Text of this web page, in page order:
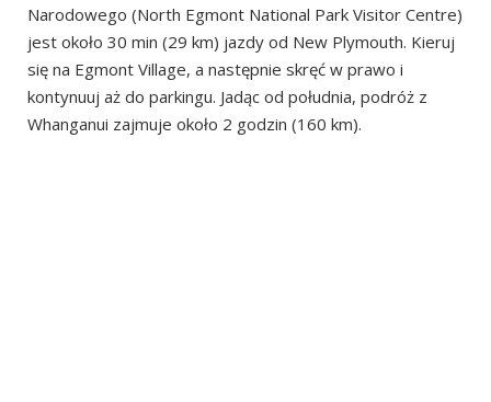
Narodowego (North Egmont National Park Visitor Centre)
jest około 30 min (29 km) jazdy od New Plymouth. Kieruj
się na Egmont Village, a następnie skręć w prawo i
kontynuuj aż do parkingu. Jadąc od południa, podróż z
Whanganui zajmuje około 2 godzin (160 km).